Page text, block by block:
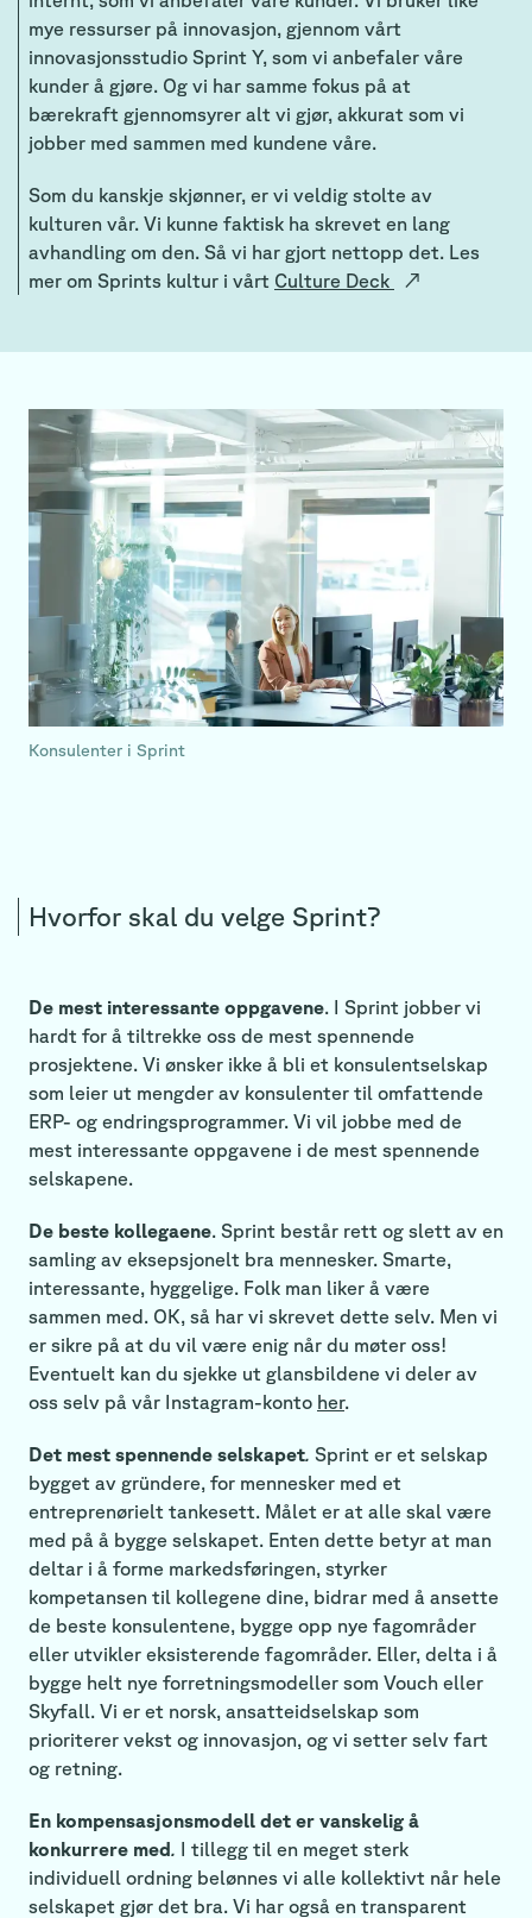
mye ressurser på innovasjon, gjennom vårt
innovasjonsstudio Sprint Y, som vi anbefaler våre
kunder å gjøre. Og vi har samme fokus på at
bærekraft gjennomsyrer alt vi gjør, akkurat som vi
jobber med sammen med kundene våre.
Som du kanskje skjønner, er vi veldig stolte av
kulturen vår. Vi kunne faktisk ha skrevet en lang
avhandling om den. Så vi har gjort nettopp det. Les
mer om Sprints kultur i vårt Culture Deck ↗
Konsulenter i Sprint
Hvorfor skal du velge Sprint?
De mest interessante oppgavene. I Sprint jobber vi
hardt for å tiltrekke oss de mest spennende
prosjektene. Vi ønsker ikke å bli et konsulentselskap
som leier ut mengder av konsulenter til omfattende
ERP- og endringsprogrammer. Vi vil jobbe med de
mest interessante oppgavene i de mest spennende
selskapene.
De beste kollegaene. Sprint består rett og slett av en
samling av eksepsjonelt bra mennesker. Smarte,
interessante, hyggelige. Folk man liker å være
sammen med. OK, så har vi skrevet dette selv. Men vi
er sikre på at du vil være enig når du møter oss!
Eventuelt kan du sjekke ut glansbildene vi deler av
oss selv på vår Instagram-konto her.
Det mest spennende selskapet. Sprint er et selskap
bygget av gründere, for mennesker med et
entreprenørielt tankesett. Målet er at alle skal være
med på å bygge selskapet. Enten dette betyr at man
deltar i å forme markedsføringen, styrker
kompetansen til kollegene dine, bidrar med å ansette
de beste konsulentene, bygge opp nye fagområder
eller utvikler eksisterende fagområder. Eller, delta i å
bygge helt nye forretningsmodeller som Vouch eller
Skyfall. Vi er et norsk, ansatteidselskap som
prioriterer vekst og innovasjon, og vi setter selv fart
og retning.
En kompensasjonsmodell det er vanskelig å
konkurrere med. I tillegg til en meget sterk
individuell ordning belønnes vi alle kollektivt når hele
selskapet gjør det bra. Vi har også en transparent